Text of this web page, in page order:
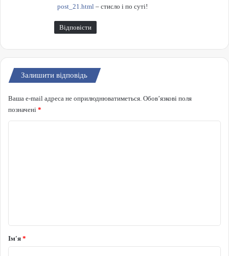
post_21.html – стисло і по суті!
Відповісти
Залишити відповідь
Ваша e-mail адреса не оприлюднюватиметься. Обов’язкові поля
позначені *
Ім'я *